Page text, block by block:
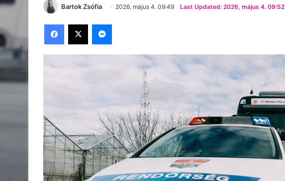
Bartok Zsófia 2026, május 4. 09:49 Last Updated: 2026, május 4. 09:52
Facebook
X Messenger